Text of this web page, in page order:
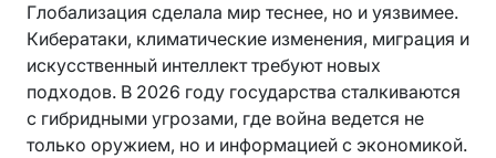
Глобализация сделала мир теснее, но и уязвимее.
Кибератаки, климатические изменения, миграция и
искусственный интеллект требуют новых
подходов. В 2026 году государства сталкиваются
с гибридными угрозами, где война ведется не
только оружием, но и информацией с экономикой.